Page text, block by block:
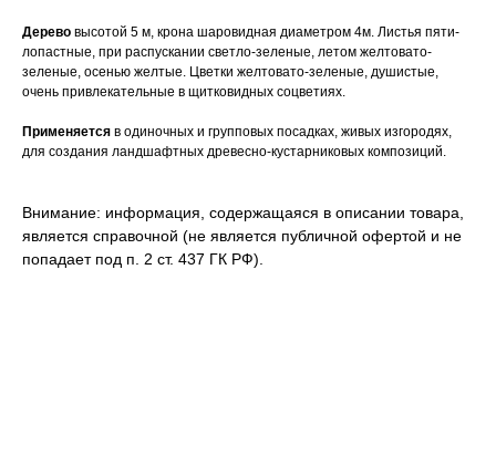
Дерево высотой 5 м, крона шаровидная диаметром 4м. Листья пяти-
лопастные, при распускании светло-зеленые, летом желтовато-
зеленые, осенью желтые. Цветки желтовато-зеленые, душистые,
очень привлекательные в щитковидных соцветиях.
Применяется в одиночных и групповых посадках, живых изгородях,
для создания ландшафтных древесно-кустарниковых композиций.
Внимание: информация, содержащаяся в описании товара,
является справочной (не является публичной офертой и не
попадает под п. 2 ст. 437 ГК РФ).